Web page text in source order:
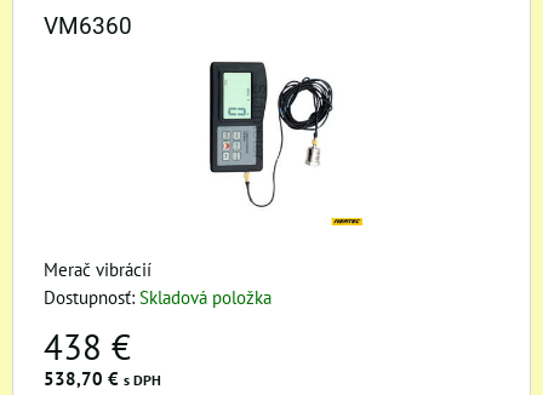
VM6360
Merač vibrácií
Dostupnosť: Skladová položka
438 €
538,70 € s DPH